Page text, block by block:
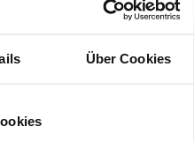
Über Cookies
Ihr
Produkte?
van de juiste keuze